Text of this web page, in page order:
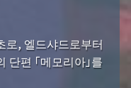
로, 엘드샤드로부터
편 「메모리아」를